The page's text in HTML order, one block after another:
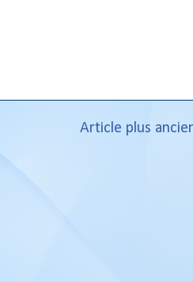
Article plus